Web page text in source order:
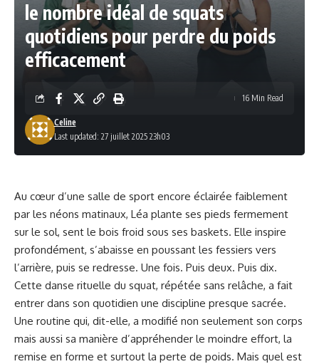
le nombre idéal de squats
quotidiens pour perdre du poids
efficacement
Last updated: 27 juillet 2025 23h03
Celine
16 Min Read
Au cœur d’une salle de sport encore éclairée faiblement
par les néons matinaux, Léa plante ses pieds fermement
sur le sol, sent le bois froid sous ses baskets. Elle inspire
profondément, s’abaisse en poussant les fessiers vers
l’arrière, puis se redresse. Une fois. Puis deux. Puis dix.
Cette danse rituelle du squat, répétée sans relâche, a fait
entrer dans son quotidien une discipline presque sacrée.
Une routine qui, dit-elle, a modifié non seulement son corps
mais aussi sa manière d’appréhender le moindre effort, la
remise en forme et surtout la perte de poids. Mais quel est